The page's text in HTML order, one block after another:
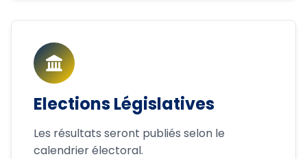
Elections Législatives
Les résultats seront publiés selon le
calendrier électoral.